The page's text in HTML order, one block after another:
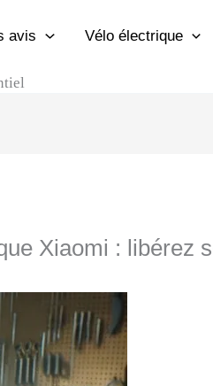
avis Vélo électrique
Xiaomi : libérez